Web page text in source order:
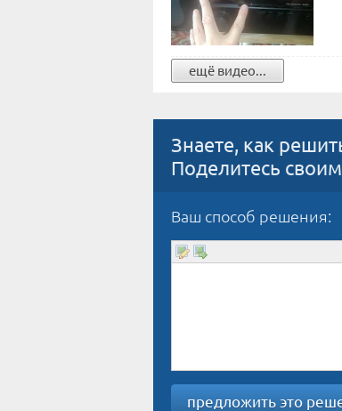
ещё видео...
Знаете, как
Поделитесь
Ваш способ решения:
предложить это